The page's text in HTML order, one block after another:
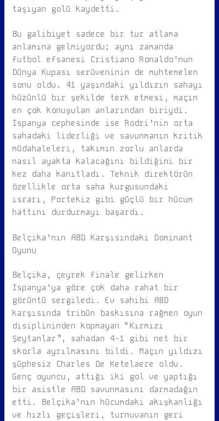
taşıyan golü kaydetti.
Bu galibiyet sadece bir tur atlama
anlamına gelmiyordu; aynı zamanda
futbol efsanesi Cristiano Ronaldo’nun
Dünya Kupası serüveninin de muhtemelen
sonu oldu. 41 yaşındaki yıldızın sahayı
hüzünlü bir şekilde terk etmesi, maçın
en çok konuşulan anlarından biriydi.
İspanya cephesinde ise Rodri’nin orta
sahadaki liderliği ve savunmanın kritik
müdahaleleri, takımın zorlu anlarda
nasıl ayakta kalacağını bildiğini bir
kez daha kanıtladı. Teknik direktörün
özellikle orta saha kurgusundaki
ısrarı, Portekiz gibi güçlü bir hücum
hattını durdurmayı başardı.
Belçika’nın ABD Karşısındaki Dominant
Oyunu
Belçika, çeyrek finale gelirken
İspanya’ya göre çok daha rahat bir
görüntü sergiledi. Ev sahibi ABD
karşısında tribün baskısına rağmen oyun
disiplininden kopmayan “Kırmızı
Şeytanlar”, sahadan 4-1 gibi net bir
skorla ayrılmasını bildi. Maçın yıldızı
şüphesiz Charles De Ketelaere oldu.
Genç oyuncu, attığı iki gol ve yaptığı
bir asistle ABD savunmasını darmadağın
etti. Belçika’nın hücumdaki akışkanlığı
ve hızlı geçişleri, turnuvanın geri